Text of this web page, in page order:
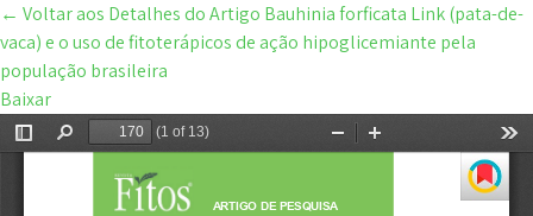
← Voltar aos Detalhes do Artigo Bauhinia forficata Link (pata-de-
vaca) e o uso de fitoterápicos de ação hipoglicemiante pela
população brasileira
Baixar